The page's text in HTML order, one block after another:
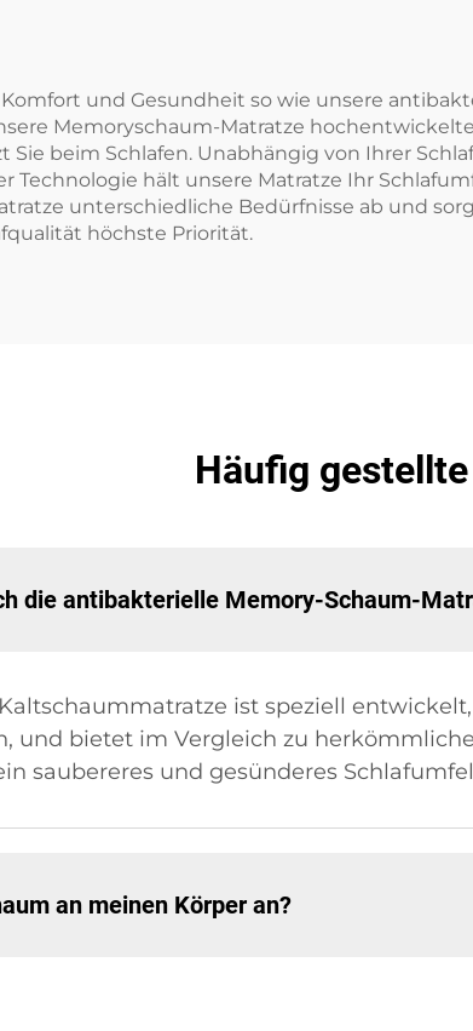
und Gesundheit so wie unsere
Memoryschaum-Matratze
Sie beim Schlafen. Unabhängig von Ihrer
Technologie hält unsere Matratze Ihr
unterschiedliche Bedürfnisse ab und
höchste Priorität.
Häufig
die antibakterielle Memory-Schaum-
ist speziell
und bietet im Vergleich zu
saubereres und gesünderes
an meinen Körper an?